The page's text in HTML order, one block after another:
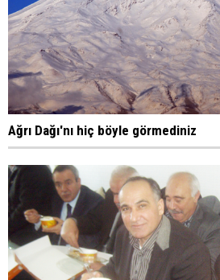
Ağrı Dağı'nı hiç böyle görmediniz